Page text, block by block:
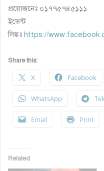
প্রয়োজনেঃ ০১৭৭৫৭৪৫১১১
ইভেন্ট
লিঙ্কঃ https://
Share this:
X Facebook
WhatsApp
Email Print
Related